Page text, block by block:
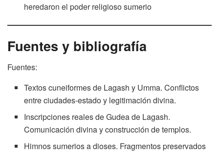
heredaron el poder religioso sumerio
Fuentes y bibliografía
Fuentes:
Textos cuneiformes de Lagash y Umma. Conflictos
entre ciudades-estado y legitimación divina.
Inscripciones reales de Gudea de Lagash.
Comunicación divina y construcción de templos.
Himnos sumerios a dioses. Fragmentos preservados